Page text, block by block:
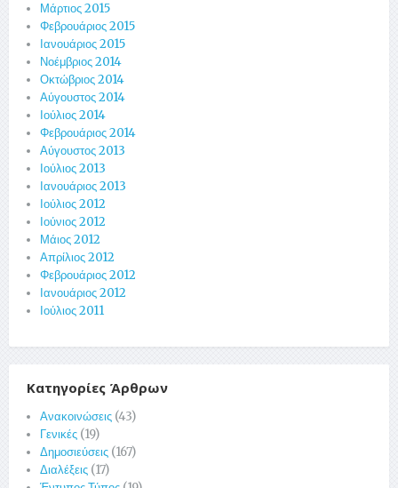
Μάρτιος 2015
Φεβρουάριος 2015
Ιανουάριος 2015
Νοέμβριος 2014
Οκτώβριος 2014
Αύγουστος 2014
Ιούλιος 2014
Φεβρουάριος 2014
Αύγουστος 2013
Ιούλιος 2013
Ιανουάριος 2013
Ιούλιος 2012
Ιούνιος 2012
Μάιος 2012
Απρίλιος 2012
Φεβρουάριος 2012
Ιανουάριος 2012
Ιούλιος 2011
Κατηγορίες Άρθρων
Ανακοινώσεις (43)
Γενικές (19)
Δημοσιεύσεις (167)
Διαλέξεις (17)